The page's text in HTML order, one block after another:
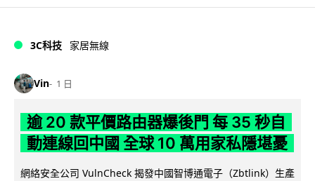
3C科技 家居無線
Vin 1 日
逾 20 款平價路由器爆後門 每 35 秒自
動連線回中國 全球 10 萬用家私隱堪憂
網絡安全公司 VulnCheck 揭發中國智博通電子（Zbtlink）生產